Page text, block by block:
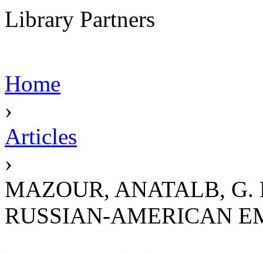
Library Partners
Home
›
Articles
›
MAZOUR, ANATALB,
RUSSIAN-AMERICAN